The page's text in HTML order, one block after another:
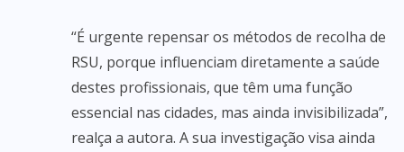
“É urgente repensar os métodos de recolha de
RSU, porque influenciam diretamente a saúde
destes profissionais, que têm uma função
essencial nas cidades, mas ainda invisibilizada”,
realça a autora. A sua investigação visa ainda